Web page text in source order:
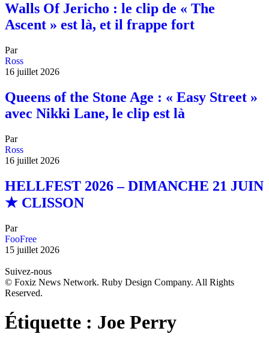
Walls Of Jericho : le clip de « The
Ascent » est là, et il frappe fort
Par
Ross
16 juillet 2026
Queens of the Stone Age : « Easy Street »
avec Nikki Lane, le clip est là
Par
Ross
16 juillet 2026
HELLFEST 2026 – DIMANCHE 21 JUIN
★ CLISSON
Par
FooFree
15 juillet 2026
Suivez-nous
© Foxiz News Network. Ruby Design Company. All Rights
Reserved.
Étiquette : Joe Perry